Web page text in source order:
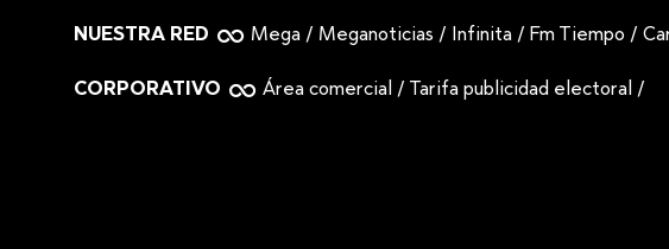
NUESTRA RED Mega / Meganoticias / Infinita / Fm Tiempo /
CORPORATIVO Área comercial / Tarifa publicidad electoral /